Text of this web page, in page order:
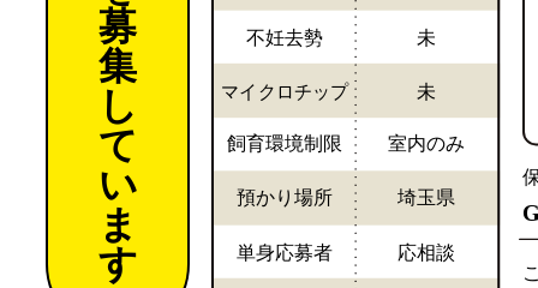
募
集
し
て
い
ま
す
不妊去勢
マイクロチップ
飼育環境制限
預かり場所
単身応募者
未
未
室内のみ
埼玉県
応相談